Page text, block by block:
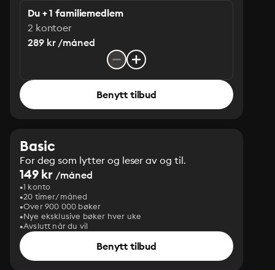
Du + 1 familiemedlem
2 kontoer
289 kr /måned
Benytt tilbud
Basic
For deg som lytter og leser av og til.
149 kr /måned
1 konto
20 timer/måned
Over 900 000 bøker
Nye eksklusive bøker hver uke
Avslutt når du vil
Benytt tilbud